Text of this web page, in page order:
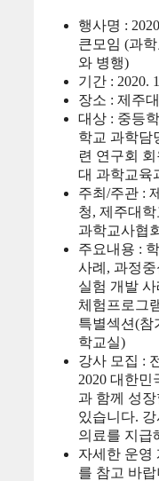
행사명 :
큰모임 (과
와 병행)
기간 : 2020.
장소 : 제주
대상 : 중등
학교 과학담
련 연구회
대 과학교육
주최/주관 :
청, 제주대
과학교사협회
주요내용 :
사례, 과정
실험 개발
체험프로그
특별섹션(참
학교실)
강사 모집 :
2020 대한민
과 함께 성
있습니다.
의료를 지급
자세한 운영
를 참고 바랍